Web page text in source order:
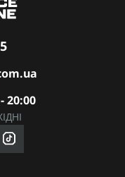
частина екіпу.
20:00